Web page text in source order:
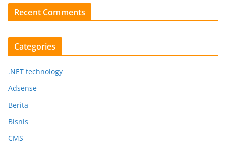
Recent Comments
Categories
.NET technology
Adsense
Berita
Bisnis
CMS